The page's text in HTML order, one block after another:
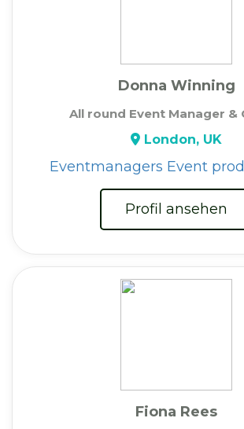
Donna Winning
All round Event Manager &
London, UK
Eventmanagers Event
Profil ansehen
Fiona Rees